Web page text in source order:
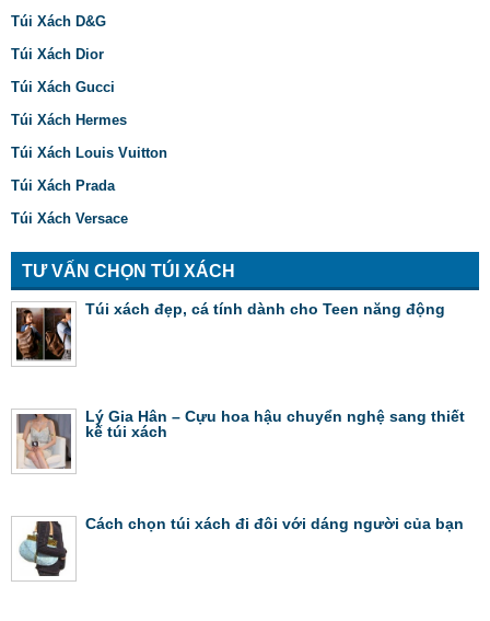
Túi Xách D&G
Túi Xách Dior
Túi Xách Gucci
Túi Xách Hermes
Túi Xách Louis Vuitton
Túi Xách Prada
Túi Xách Versace
TƯ VẤN CHỌN TÚI XÁCH
Túi xách đẹp, cá tính dành cho Teen năng động
Lý Gia Hân – Cựu hoa hậu chuyển nghệ sang thiết
kế túi xách
Cách chọn túi xách đi đôi với dáng người của bạn